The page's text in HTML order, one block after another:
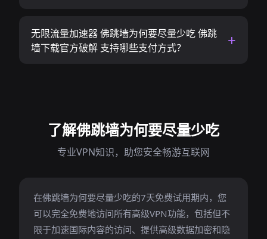
无限流量加速器 佛跳墙为何要尽量少吃 佛跳
墙下载官方破解 支持哪些支付方式？
了解佛跳墙为何要尽量少吃
专业VPN知识，助您安全畅游互联网
在佛跳墙为何要尽量少吃的7天免费试用期内，您
可以完全免费地访问所有高级VPN功能，包括但不
限于加速国际内容的访问、提供高级数据加密和隐